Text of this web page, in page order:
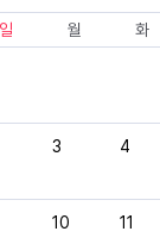
일 월 화
3 4
10 11